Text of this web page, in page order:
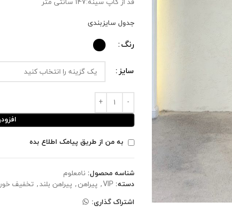
قد از کاپ سینه:147 سانتی متر
جدول سایزبندی
رنگ
سایز
به من از طریق پیامک اطلاع بده
شناسه محصول: نامعلوم
دسته: VIP
, پیراهن , پیراهن بلند, تخفیف
اشتراک گذاری: